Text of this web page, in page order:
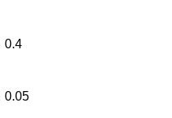
0.4
0.05